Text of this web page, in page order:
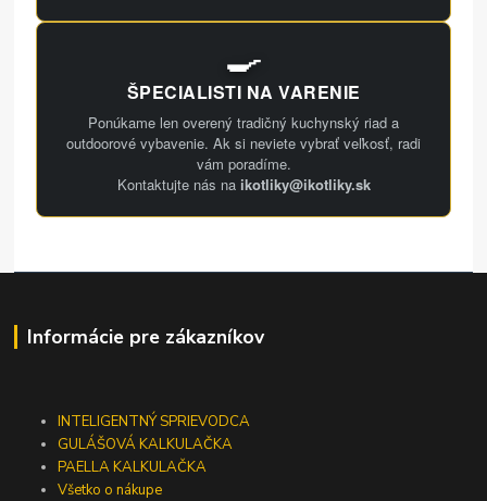
🍳
ŠPECIALISTI NA VARENIE
Ponúkame len overený tradičný kuchynský riad a
outdoorové vybavenie. Ak si neviete vybrať veľkosť, radi
vám poradíme.
Kontaktujte nás na ikotliky@ikotliky.sk
Informácie pre zákazníkov
INTELIGENTNÝ SPRIEVODCA
GULÁŠOVÁ KALKULAČKA
PAELLA KALKULAČKA
Všetko o nákupe